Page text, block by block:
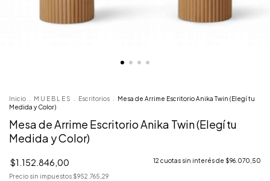
Inicio . M U E B L E S . Escritorios . Mesa de Arrime Escritorio Anika Twin (Elegí tu
Medida y Color)
Mesa de Arrime Escritorio Anika Twin (Elegí tu
Medida y Color)
$1.152.846,00 12 cuotas sin interés de $96.070,50
Precio sin impuestos $952.765,29